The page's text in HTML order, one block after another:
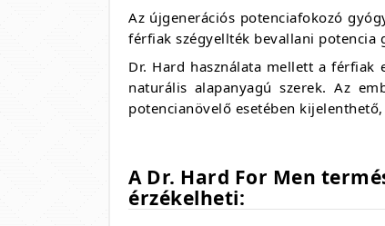
Az újgenerációs potenciafokozó
férfiak szégyellték bevallani potencia
Dr. Hard használata mellett a férfiak
naturális alapanyagú szerek. Az
potencianövelő esetében
A Dr. Hard For Men
érzékelheti: